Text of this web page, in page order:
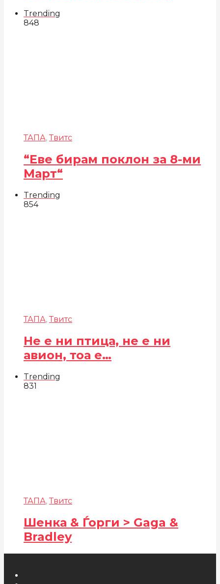
Trending
848
ТАПА, Твитс
“Еве бирам поклон за 8-ми
Март“
Trending
854
ТАПА, Твитс
Не е ни птица, не е ни
авион, тоа е…
Trending
831
ТАПА, Твитс
Шенка & Ѓорги > Gaga &
Bradley